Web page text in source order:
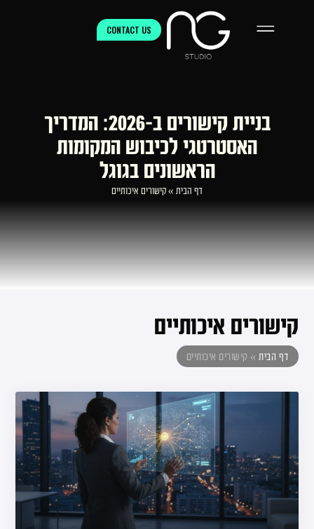
CONTACT US
בניית קישורים ב-2026: המדריך
האסטרטגי לכיבוש המקומות
הראשונים בגוגל
דף הבית » קישורים איכותיים
קישורים איכותיים
דף הבית» קישורים איכותיים